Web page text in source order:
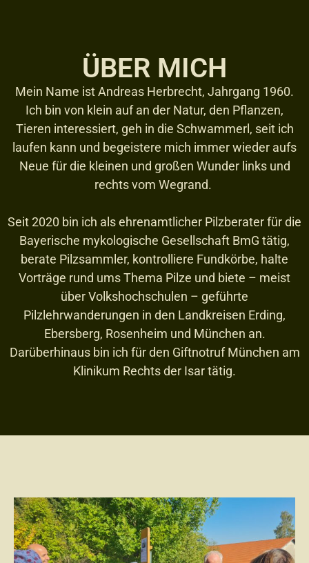
ÜBER MICH
Mein Name ist Andreas Herbrecht, Jahrgang 1960.
Ich bin von klein auf an der Natur, den Pflanzen,
Tieren interessiert, geh in die Schwammerl, seit ich
laufen kann und begeistere mich immer wieder aufs
Neue für die kleinen und großen Wunder links und
rechts vom Wegrand.
Seit 2020 bin ich als ehrenamtlicher Pilzberater für die
Bayerische mykologische Gesellschaft BmG tätig,
berate Pilzsammler, kontrolliere Fundkörbe, halte
Vorträge rund ums Thema Pilze und biete – meist
über Volkshochschulen – geführte
Pilzlehrwanderungen in den Landkreisen Erding,
Ebersberg, Rosenheim und München an.
Darüberhinaus bin ich für den Giftnotruf München am
Klinikum Rechts der Isar tätig.